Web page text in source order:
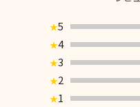
★5
★4
★3
★2
★1